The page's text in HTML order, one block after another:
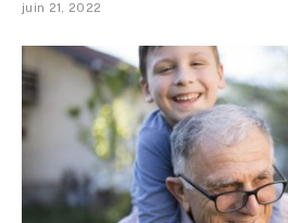
juin 21, 2022